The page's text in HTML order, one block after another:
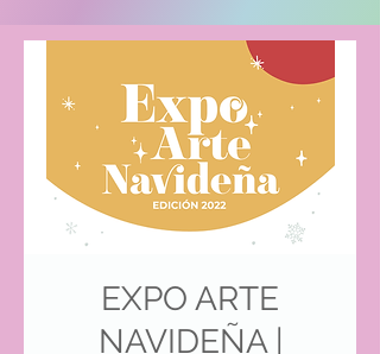
EXPO ARTE
NAVIDEÑA |